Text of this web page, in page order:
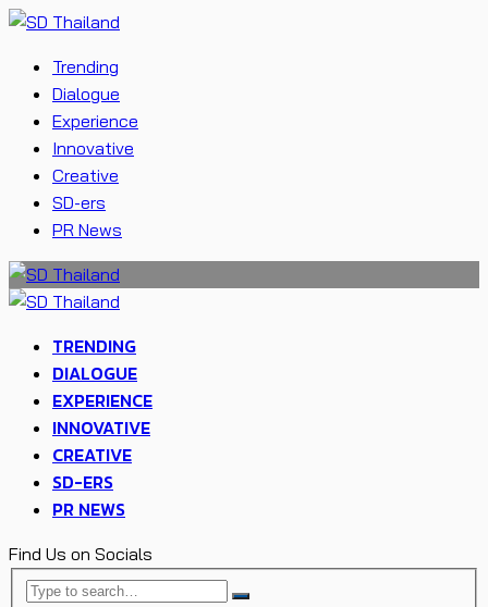
Trending
Dialogue
Experience
Innovative
Creative
SD-ers
PR News
TRENDING
DIALOGUE
EXPERIENCE
INNOVATIVE
CREATIVE
SD-ERS
PR NEWS
Find Us on Socials